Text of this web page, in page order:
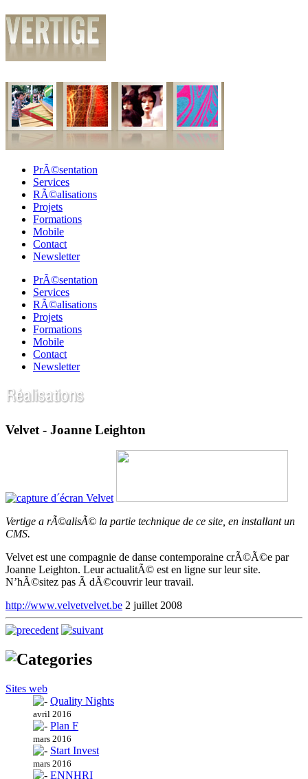
PrÃ©sentation
Services
RÃ©alisations
Projets
Formations
Mobile
Contact
Newsletter
PrÃ©sentation
Services
RÃ©alisations
Projets
Formations
Mobile
Contact
Newsletter
Velvet - Joanne Leighton
Vertige a rÃ©alisÃ© la partie technique de ce site, en installant un
CMS.
Velvet est une compagnie de danse contemporaine crÃ©Ã©e par
Joanne Leighton. Leur actualitÃ© est en ligne sur leur site.
N’hÃ©sitez pas Ã dÃ©couvrir leur travail.
http://www.velvetvelvet.be 2 juillet 2008
Sites web
Quality Nights
avril 2016
Plan F
mars 2016
Start Invest
mars 2016
ENNHRI